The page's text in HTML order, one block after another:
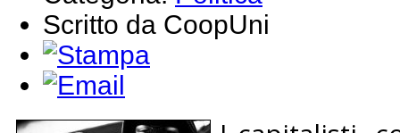
Scritto da CoopUni